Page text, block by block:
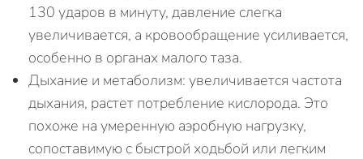
130 ударов в минуту, давление слегка
увеличивается, а кровообращение усиливается,
особенно в органах малого таза.
Дыхание и метаболизм: увеличивается частота
дыхания, растет потребление кислорода. Это
похоже на умеренную аэробную нагрузку,
сопоставимую с быстрой ходьбой или легким